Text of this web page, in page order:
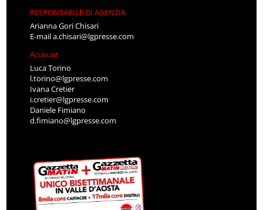
RESPONSABILE DI AGENZIA
Arianna Gori Chisari
E-maila.chisari@lgpresse.com
Account
Luca Torino
l.torino@lgpresse.com
Ivana Cretier
i.cretier@lgpresse.com
Daniele Fimiano
d.fimiano@lgpresse.com